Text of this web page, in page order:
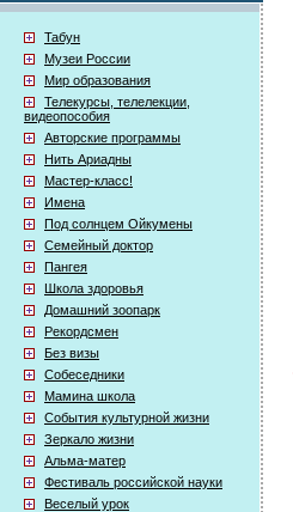
Табун
Музеи России
Мир образования
Телекурсы, телелекции,
видеопособия
Авторские программы
Нить Ариадны
Мастер-класс!
Имена
Под солнцем Ойкумены
Семейный доктор
Пангея
Школа здоровья
Домашний зоопарк
Рекордсмен
Без визы
Собеседники
Мамина школа
События культурной жизни
Зеркало жизни
Альма-матер
Фестиваль российской науки
Веселый урок